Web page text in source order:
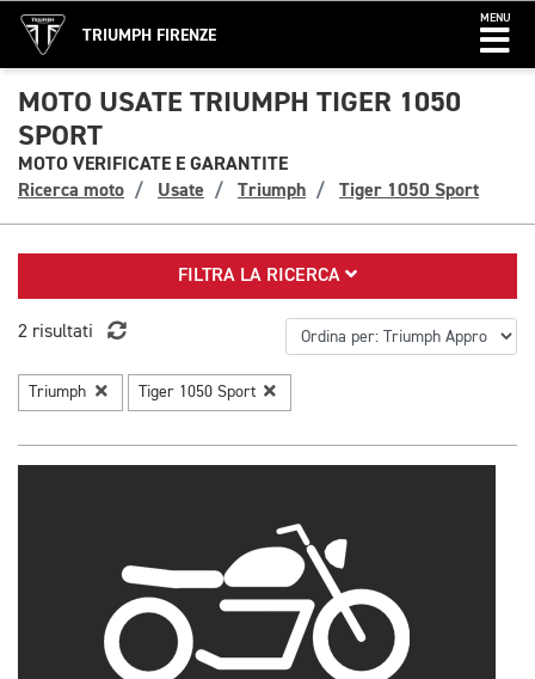
TRIUMPH FIRENZE
MENU
MOTO USATE TRIUMPH TIGER 1050
SPORT
MOTO VERIFICATE E GARANTITE
Ricerca moto
Usate Triumph Tiger 1050 Sport
FILTRA LA RICERCA
2 risultati
Triumph Tiger 1050 Sport